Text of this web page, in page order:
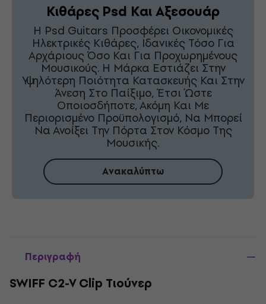
Κιθάρες Psd Και Αξεσουάρ
Η Psd Guitars Προσφέρει Οικονομικές
Ηλεκτρικές Κιθάρες, Ιδανικές Τόσο Για
Αρχάριους Όσο Και Για Προχωρημένους
Μουσικούς. Η Μάρκα Εστιάζει Στην
Υψηλότερη Ποιότητα Κατασκευής Και Στην
Άνεση Στο Παίξιμο, Έτσι Ώστε
Οποιοσδήποτε, Ακόμη Και Με
Περιορισμένο Προϋπολογισμό, Να Μπορεί
Να Ανοίξει Την Πόρτα Στον Κόσμο Της
Μουσικής.
Ανακαλύπτω
Περιγραφή
SWIFF C2-V Clip Τιούνερ